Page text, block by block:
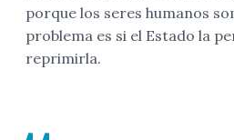
porque los seres humanos
problema es si el Estado la
reprimirla.